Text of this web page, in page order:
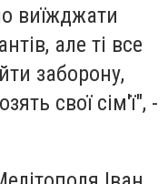
виїжджати
але ті все
заборону,
свої сім'ї", -